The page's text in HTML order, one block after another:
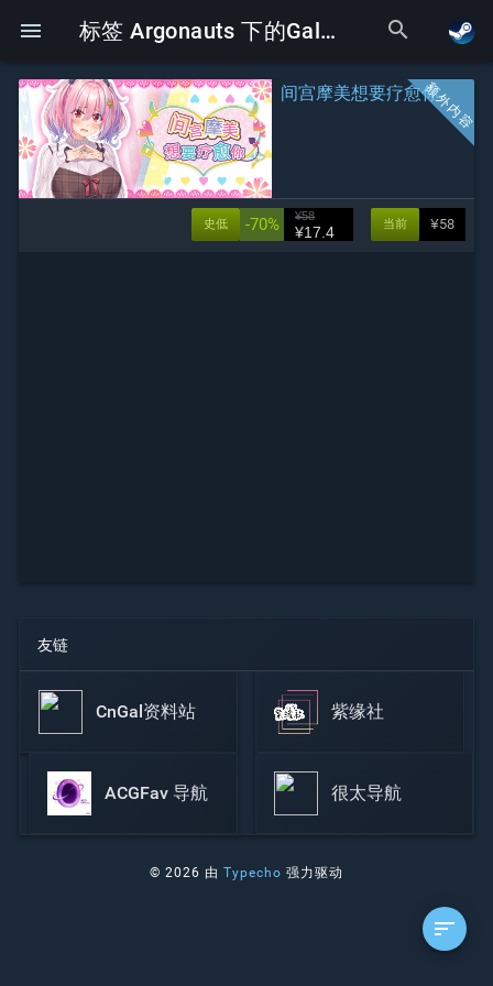
menu 标签 Argonauts 下的Galgame search
间宫摩美想要疗愈你
¥58
当前
-70% ¥58
¥17.4
史低
友链
CnGal资料站 紫缘社
ACGFav 导航 很太导航
© 2026 由Typecho 强力驱动
sort